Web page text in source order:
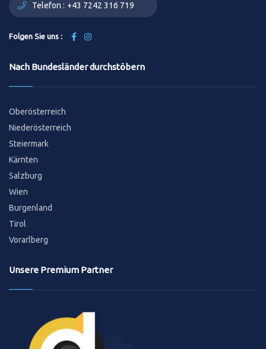
Telefon : +43 7242 316 719
Folgen Sie uns :
Nach Bundesländer durchstöbern
Oberösterreich
Niederösterreich
Steiermark
Kärnten
Salzburg
Wien
Burgenland
Tirol
Vorarlberg
Unsere Premium Partner